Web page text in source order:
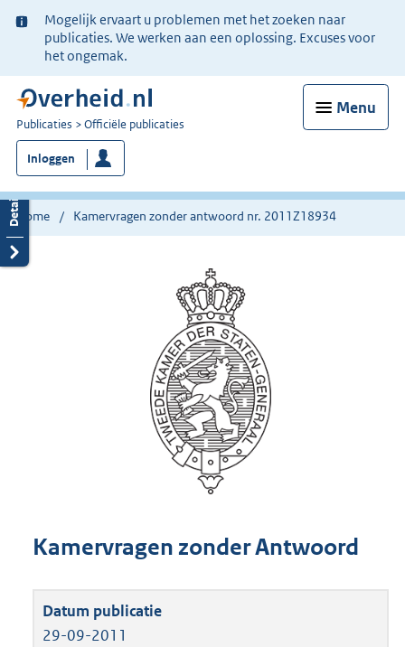
Ter
informatie:
Mogelijk ervaart u problemen met het zoeken naar
publicaties. We werken aan een oplossing. Excuses voor
het ongemak.
Menu
U
bent
nu
hier:
Publicaties Officiële publicaties
Inloggen
Home Kamervragen zonder antwoord nr. 2011Z18934
Kamervragen zonder Antwoord
29-09-2011